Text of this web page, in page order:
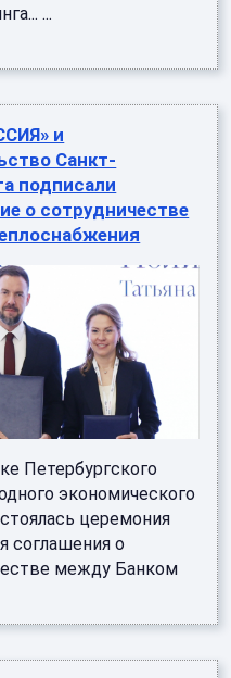
...
и
Санкт-
подписали
о сотрудничестве
Петербургского
экономического
церемония
соглашения о
между Банком